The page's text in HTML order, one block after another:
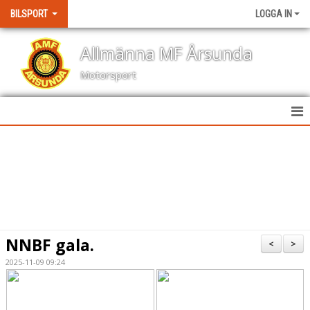
BILSPORT LOGGA IN
Allmänna MF Årsunda
Motorsport
KONTAKT
>
<
NNBF gala.
2025-11-09 09:24